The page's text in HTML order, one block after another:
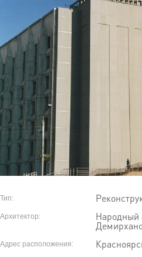
Тип:
Архитектор: Народный
Адрес расположения: